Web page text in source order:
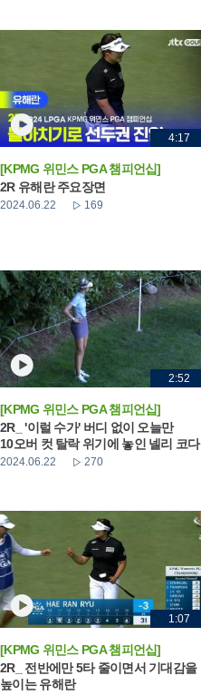
4:17
[KPMG 위민스 PGA 챔피언십]
2R 유해란 주요장면
2024.06.22 169
2:52
[KPMG 위민스 PGA 챔피언십]
2R_ '이럴 수가' 버디 없이 오늘만
10오버 컷 탈락 위기에 놓인 넬리 코다
2024.06.22 270
1:07
[KPMG 위민스 PGA 챔피언십]
2R_ 전반에만 5타 줄이면서 기대감을
높이는 유해란